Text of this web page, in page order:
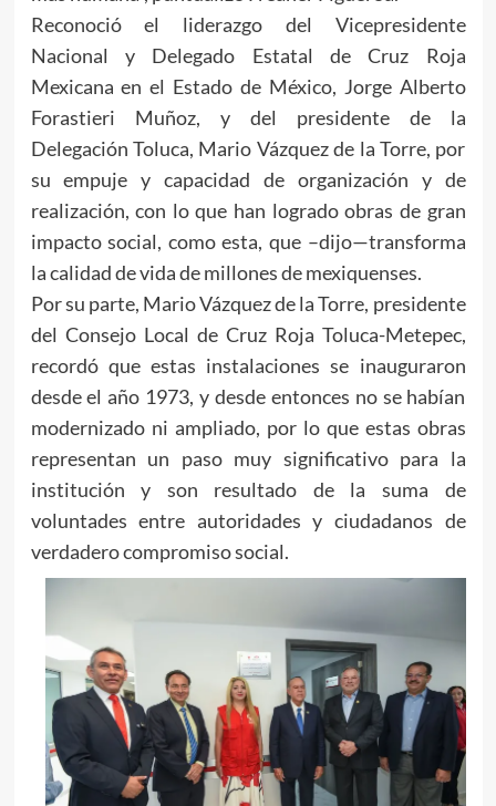
Reconoció el liderazgo del Vicepresidente
Nacional y Delegado Estatal de Cruz Roja
Mexicana en el Estado de México, Jorge Alberto
Forastieri Muñoz, y del presidente de la
Delegación Toluca, Mario Vázquez de la Torre, por
su empuje y capacidad de organización y de
realización, con lo que han logrado obras de gran
impacto social, como esta, que –dijo—transforma
la calidad de vida de millones de mexiquenses.
Por su parte, Mario Vázquez de la Torre, presidente
del Consejo Local de Cruz Roja Toluca-Metepec,
recordó que estas instalaciones se inauguraron
desde el año 1973, y desde entonces no se habían
modernizado ni ampliado, por lo que estas obras
representan un paso muy significativo para la
institución y son resultado de la suma de
voluntades entre autoridades y ciudadanos de
verdadero compromiso social.